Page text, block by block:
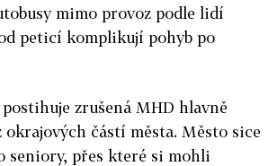
mimo provoz podle lidí
peticí komplikují pohyb po
zrušená MHD hlavně
částí města. Město sice
seniory, přes které si mohli